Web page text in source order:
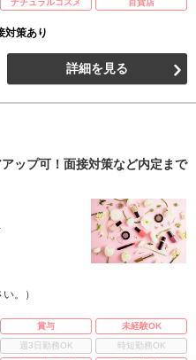
ナチュラルコスメ 百貨店
対策あり
詳細を見る
ップ可！面接対策など内定まで
。）
賞与
未経験OK
週3日勤務OK
時短勤務OK